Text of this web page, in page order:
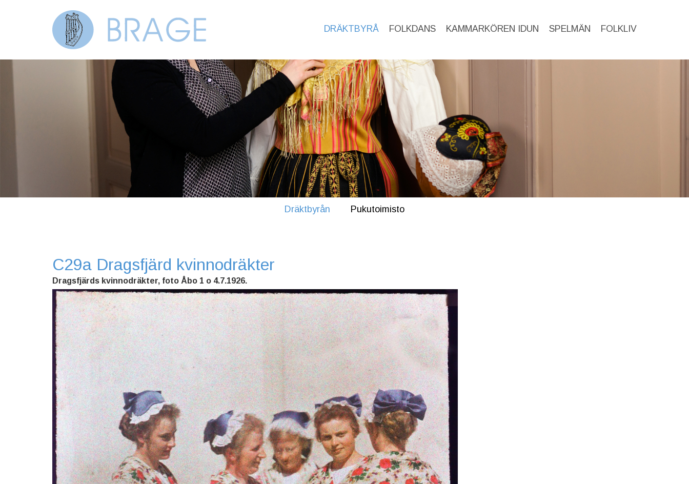
DRÄKTBYRÅ FOLKDANS KAMMARKÖREN IDUN SPELMÄN FOLKLIV
Dräktbyrån Pukutoimisto
C29a Dragsfjärd kvinnodräkter
Dragsfjärds kvinnodräkter, foto Åbo 1 o 4.7.1926.